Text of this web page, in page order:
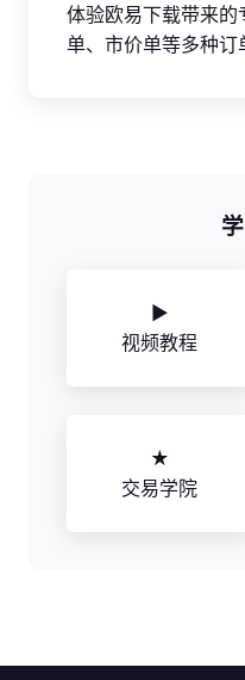
体验欧易下载带来
单、市价单等多种订
▶
视频教程
★
交易学院